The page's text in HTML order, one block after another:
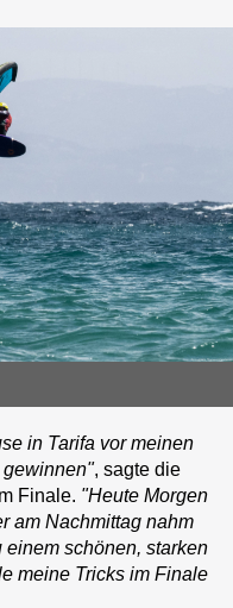
in Tarifa vor meinen
gewinnen", sagte die
Finale. "Heute Morgen
am Nachmittag nahm
schönen, starken
meine Tricks im Finale